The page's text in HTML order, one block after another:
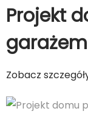
Projekt
Zobacz